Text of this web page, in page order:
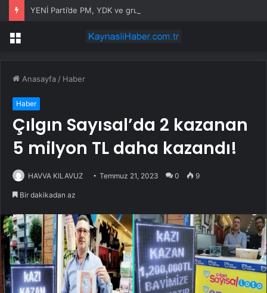
YENİ Parti’de PM, YDK ve grup başkanvekilleri belirlendi
Menü
Anasayfa / Haber
Haber
Çılgın Sayısal’da 2 kazanan
5 milyon TL daha kazandı!
HAVVA KILAVUZ Temmuz 21, 2023 0 9
Bir dakikadan az